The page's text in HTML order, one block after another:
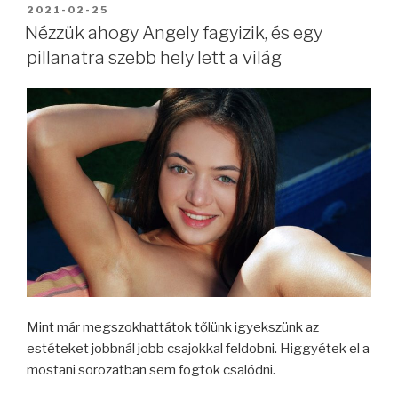
BEKÜLDVE:
2021-02-25
Nézzük ahogy Angely fagyizik, és egy
pillanatra szebb hely lett a világ
Mint már megszokhattátok tőlünk igyekszünk az
estéteket jobbnál jobb csajokkal feldobni. Higgyétek el a
mostani sorozatban sem fogtok csalódni.